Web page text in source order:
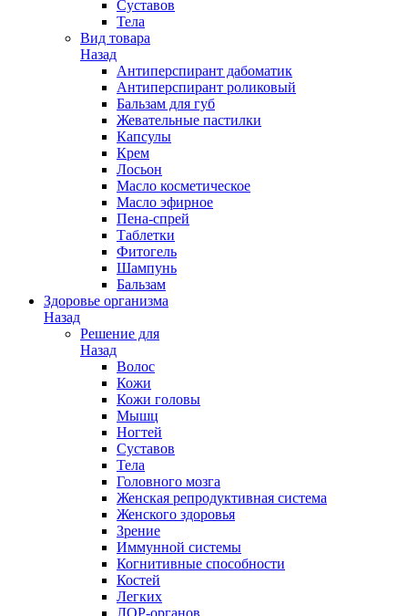
Суставов
Тела
Вид товара
Назад
Антиперспирант дабоматик
Антиперспирант роликовый
Бальзам для губ
Жевательные пастилки
Капсулы
Крем
Лосьон
Масло косметическое
Масло эфирное
Пена-спрей
Таблетки
Фитогель
Шампунь
Бальзам
Здоровье организма
Назад
Решение для
Назад
Волос
Кожи
Кожи головы
Мышц
Ногтей
Суставов
Тела
Головного мозга
Женская репродуктивная система
Женского здоровья
Зрение
Иммунной системы
Когнитивные способности
Костей
Легких
ЛОР-органов